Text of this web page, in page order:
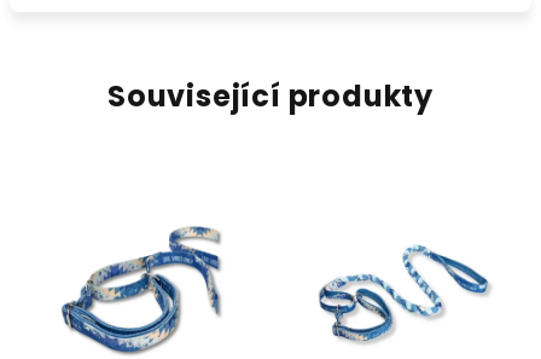
Související produkty